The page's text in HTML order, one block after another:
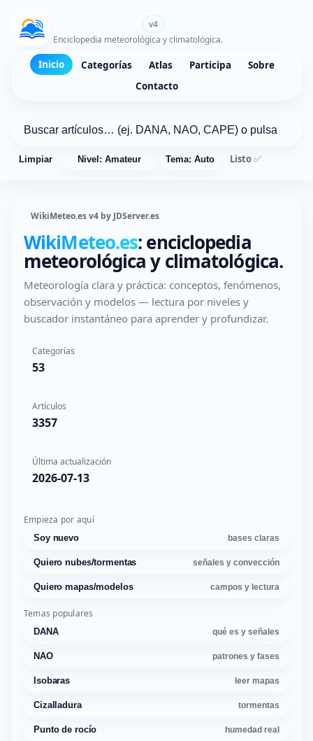
v4
Enciclopedia meteorológica y climatológica.
Inicio Categorías Atlas Participa
Sobre
Contacto
Limpiar Nivel: Amateur Tema: Auto Listo ✅
WikiMeteo.es v4 by JDServer.es
WikiMeteo.es: enciclopedia
meteorológica y climatológica.
Meteorología clara y práctica: conceptos, fenómenos,
observación y modelos — lectura por niveles y
buscador instantáneo para aprender y profundizar.
Categorías
53
Artículos
3357
Última actualización
2026-07-13
Empieza por aquí
Soy nuevo bases claras
Quiero nubes/tormentas señales y convección
Quiero mapas/modelos campos y lectura
Temas populares
DANA qué es y señales
NAO patrones y fases
Isobaras leer mapas
Cizalladura tormentas
Punto de rocío humedad real